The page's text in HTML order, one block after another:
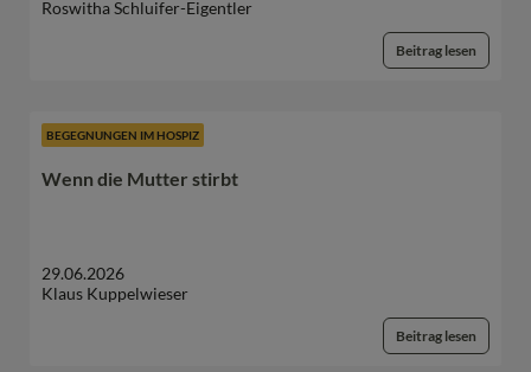
Roswitha Schluifer-Eigentler
Beitrag lesen
BEGEGNUNGEN IM HOSPIZ
Wenn die Mutter stirbt
29.06.2026
Klaus Kuppelwieser
Beitrag lesen